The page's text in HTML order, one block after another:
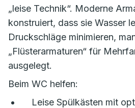
„leise Technik“. Moderne
konstruiert, dass sie Wasser
Druckschläge minimieren,
„Flüsterarmaturen“ für
ausgelegt.
Beim WC helfen:
Leise Spülkästen mit